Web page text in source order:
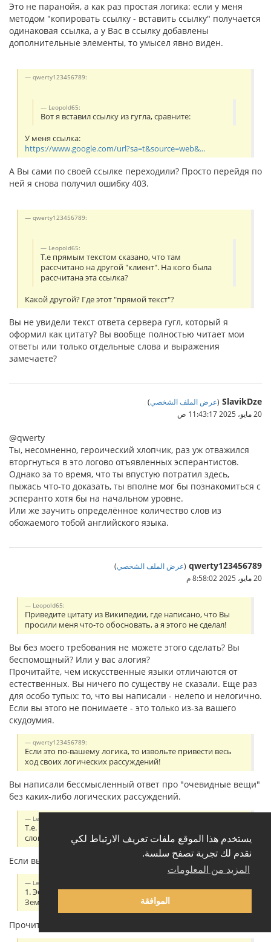
يستخدم هذا الموقع ملفات تعريف الارتباط لكي
نقدم لك تجربة تصفح سلسة.
المزيد من المعلومات
الموافقة
Это не паранойя, а как раз простая логика: если у меня
методом "копировать ссылку - вставить ссылку" получается
одинаковая ссылка, а у Вас в ссылку добавлены
дополнительные элементы, то умысел явно виден.
qwerty123456789:
Leopold65:
Вот я вставил ссылку из гугла, сравните:
У меня ссылка:
https://www.google.com/url?sa=t&source=web&...
А Вы сами по своей ссылке переходили? Просто перейдя по
ней я снова получил ошибку 403.
qwerty123456789:
Leopold65:
Т.е прямым текстом сказано, что там
рассчитано на другой "клиент". На кого была
рассчитана эта ссылка?
Какой другой? Где этот "прямой текст"?
Вы не увидели текст ответа сервера гугл, который я
оформил как цитату? Вы вообще полностью читает мои
ответы или только отдельные слова и выражения
замечаете?
SlavikDze
(عرض الملف الشخصي)
20 مايو، 2025 11:43:17 ص
@qwerty
Ты, несомненно, героический хлопчик, раз уж отважился
вторгнуться в это логово отъявленных эсперантистов.
Однако за то время, что ты впустую потратил здесь,
пыжась что-то доказать, ты вполне мог бы познакомиться с
эсперанто хотя бы на начальном уровне.
Или же заучить определённое количество слов из
обожаемого тобой английского языка.
qwerty123456789
(عرض الملف الشخصي)
20 مايو، 2025 8:58:02 م
Leopold65:
Приведите цитату из Википедии, где написано, что Вы
просили меня что-то обосновать, а я этого не сделал!
Вы без моего требования не можете этого сделать? Вы
беспомощный? Или у вас алогия?
Прочитайте, чем искусственные языки отличаются от
естественных. Вы ничего по существу не сказали. Еще раз
для особо тупых: то, что вы написали - нелепо и нелогично.
Если вы этого не понимаете - это только из-за вашего
скудоумия.
qwerty123456789:
Если это по-вашему логика, то извольте привести весь
ход своих логических рассуждений!
Вы написали бессмысленный ответ про "очевидные вещи"
без каких-либо логических рассуждений.
Leopold65:
Т.е. Вы не смогли предоставить доказательства своим
словам, но не Вы в этом виноваты?
Если вы не понимаете смысл слов - это не моя вина.
Leopold65:
1. Эсперанто это искусственный язык, он был создан
Земенгофом и известна история его создания.
Прочитайте на стр. 30: